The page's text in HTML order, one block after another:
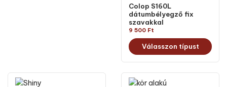
Colop S160L
dátumbélyegző fix
szavakkal
9 500 Ft
Válasszon típust